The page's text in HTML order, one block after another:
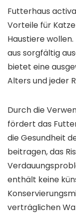
Futterhaus
Vorteile für
Haustiere
aus sorgfältig
bietet eine
Alters und jeder
Durch die
fördert das
die Gesundheit
beitragen, das
enthält keine
verträglichen